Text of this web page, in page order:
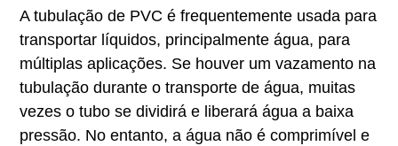
A tubulação de PVC é frequentemente usada para
transportar líquidos, principalmente água, para
múltiplas aplicações. Se houver um vazamento na
tubulação durante o transporte de água, muitas
vezes o tubo se dividirá e liberará água a baixa
pressão. No entanto, a água não é comprimível e